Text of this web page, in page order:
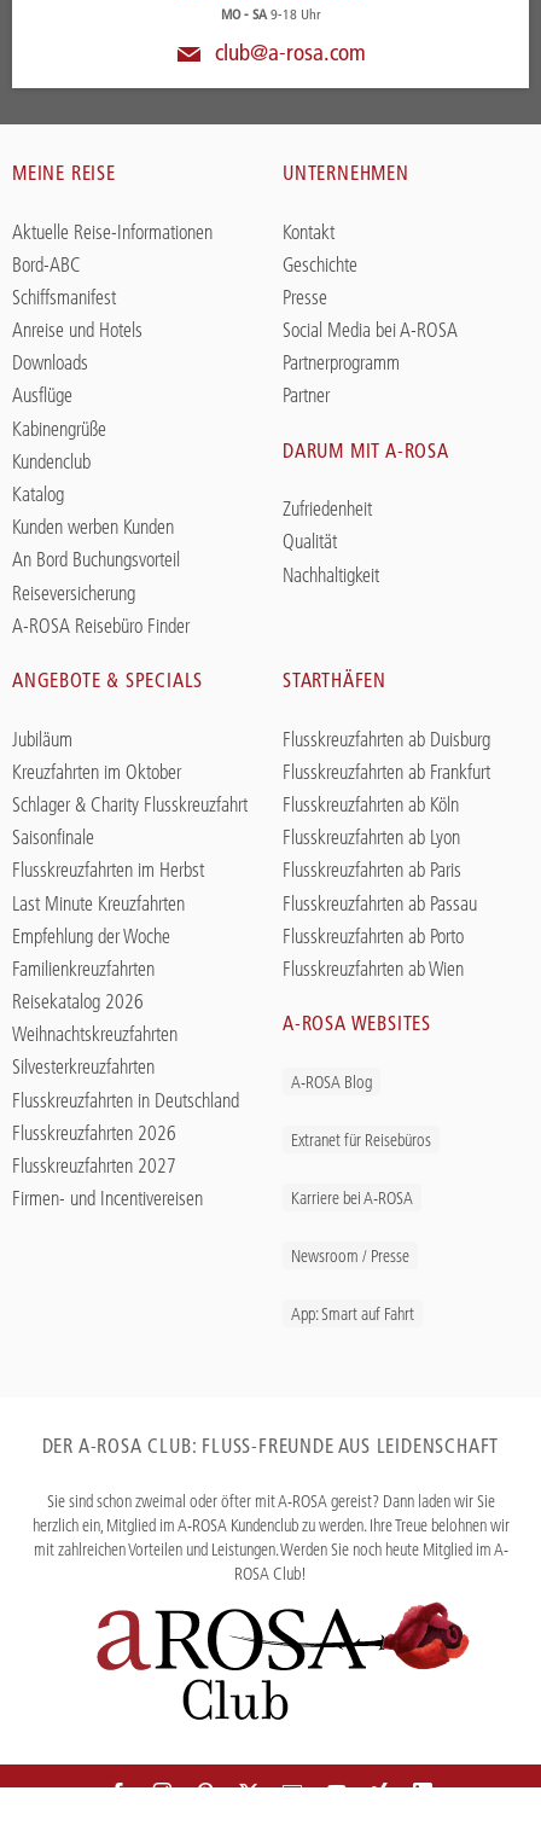
MO - SA 9-18 Uhr
club@a-rosa.com
MEINE REISE
Aktuelle Reise-Informationen
Bord-ABC
Schiffsmanifest
Anreise und Hotels
Downloads
Ausflüge
Kabinengrüße
Kundenclub
Katalog
Kunden werben Kunden
An Bord Buchungsvorteil
Reiseversicherung
A-ROSA Reisebüro Finder
UNTERNEHMEN
Kontakt
Geschichte
Presse
Social Media bei A-ROSA
Partnerprogramm
Partner
DARUM MIT A-ROSA
Zufriedenheit
Qualität
Nachhaltigkeit
ANGEBOTE & SPECIALS
Jubiläum
Kreuzfahrten im Oktober
Schlager & Charity Flusskreuzfahrt
Saisonfinale
Flusskreuzfahrten im Herbst
Last Minute Kreuzfahrten
Empfehlung der Woche
Familienkreuzfahrten
Reisekatalog 2026
Weihnachtskreuzfahrten
Silvesterkreuzfahrten
Flusskreuzfahrten in Deutschland
Flusskreuzfahrten 2026
Flusskreuzfahrten 2027
Firmen- und Incentivereisen
STARTHÄFEN
Flusskreuzfahrten ab Duisburg
Flusskreuzfahrten ab Frankfurt
Flusskreuzfahrten ab Köln
Flusskreuzfahrten ab Lyon
Flusskreuzfahrten ab Paris
Flusskreuzfahrten ab Passau
Flusskreuzfahrten ab Porto
Flusskreuzfahrten ab Wien
A-ROSA WEBSITES
A-ROSA Blog
Extranet für Reisebüros
Karriere bei A-ROSA
Newsroom / Presse
App: Smart auf Fahrt
DER A-ROSA CLUB: FLUSS-FREUNDE AUS LEIDENSCHAFT
Sie sind schon zweimal oder öfter mit A-ROSA gereist? Dann laden wir Sie
herzlich ein, Mitglied im A-ROSA Kundenclub zu werden. Ihre Treue belohnen wir
mit zahlreichen Vorteilen und Leistungen. Werden Sie noch heute Mitglied im A-
ROSA Club!